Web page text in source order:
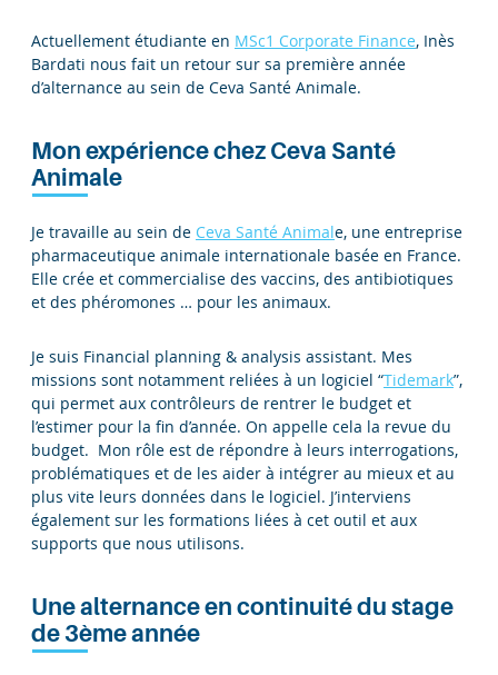
Actuellement étudiante en MSc1 Corporate Finance, Inès
Bardati nous fait un retour sur sa première année
d’alternance au sein de Ceva Santé Animale.
Mon expérience chez Ceva Santé
Animale
Je travaille au sein de Ceva Santé Animale, une entreprise
pharmaceutique animale internationale basée en France.
Elle crée et commercialise des vaccins, des antibiotiques
et des phéromones … pour les animaux.
Je suis Financial planning & analysis assistant. Mes
missions sont notamment reliées à un logiciel “Tidemark”,
qui permet aux contrôleurs de rentrer le budget et
l’estimer pour la fin d’année. On appelle cela la revue du
budget. Mon rôle est de répondre à leurs interrogations,
problématiques et de les aider à intégrer au mieux et au
plus vite leurs données dans le logiciel. J’interviens
également sur les formations liées à cet outil et aux
supports que nous utilisons.
Une alternance en continuité du stage
de 3ème année